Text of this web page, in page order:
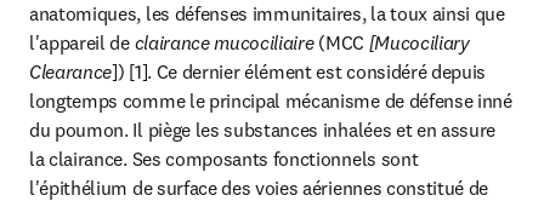
anatomiques, les défenses immunitaires, la toux ainsi que
l'appareil de clairance mucociliaire (MCC [Mucociliary
Clearance]) [1]. Ce dernier élément est considéré depuis
longtemps comme le principal mécanisme de défense inné
du poumon. Il piège les substances inhalées et en assure
la clairance. Ses composants fonctionnels sont
l'épithélium de surface des voies aériennes constitué de